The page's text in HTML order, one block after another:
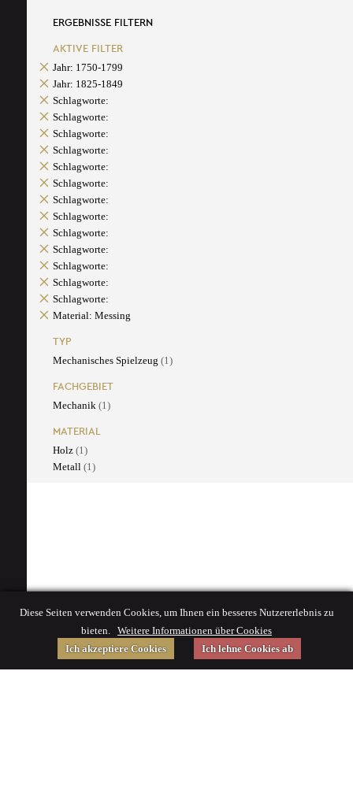
ERGEBNISSE FILTERN
AKTIVE FILTER
Jahr: 1750-1799
Jahr: 1825-1849
Schlagworte:
Schlagworte:
Schlagworte:
Schlagworte:
Schlagworte:
Schlagworte:
Schlagworte:
Schlagworte:
Schlagworte:
Schlagworte:
Schlagworte:
Schlagworte:
Schlagworte:
Material: Messing
TYP
Mechanisches Spielzeug (1)
FACHGEBIET
Mechanik (1)
MATERIAL
Holz (1)
Metall (1)
Diese Seiten verwenden Cookies, um Ihnen ein besseres Nutzererlebnis zu
bieten. Weitere Informationen über Cookies
Ich akzeptiere Cookies
Ich lehne Cookies ab